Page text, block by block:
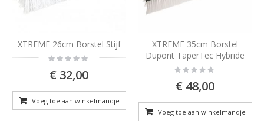
XTREME 26cm Borstel Stijf
Rating:
€ 32,00
Voeg toe aan winkelmandje
XTREME 35cm Borstel
Dupont TaperTec Hybride
Rating:
€ 48,00
Voeg toe aan winkelmandje